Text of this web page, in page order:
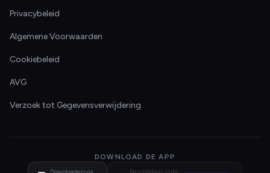
Privacybeleid
Algemene Voorwaarden
Cookiebeleid
AVG
Verzoek tot Gegevensverwijdering
DOWNLOAD DE APP